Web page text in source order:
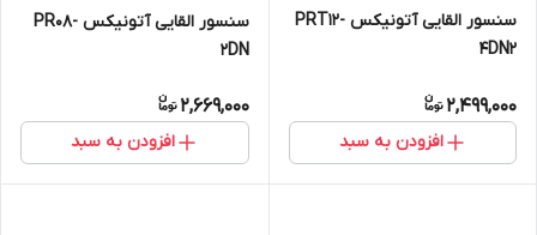
سنسور القایی آتونیکس PRT12-
4DN2
2,499,000
افزودن به سبد
سنسور القایی آتونیکس PR08-
2DN
2,669,000
افزودن به سبد